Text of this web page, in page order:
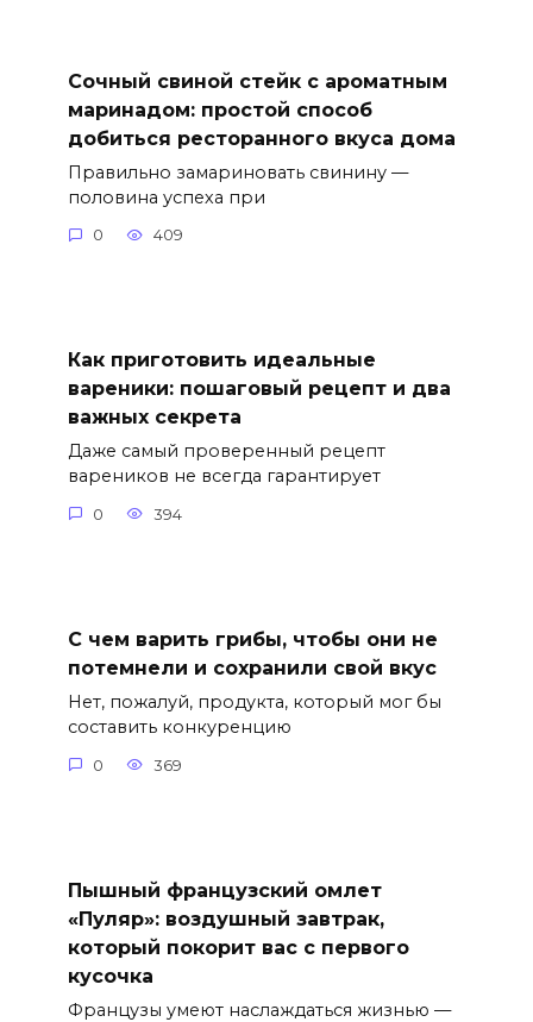
Сочный свиной стейк с ароматным
маринадом: простой способ
добиться ресторанного вкуса дома
Правильно замариновать свинину —
половина успеха при
0 409
Как приготовить идеальные
вареники: пошаговый рецепт и два
важных секрета
Даже самый проверенный рецепт
вареников не всегда гарантирует
0 394
С чем варить грибы, чтобы они не
потемнели и сохранили свой вкус
Нет, пожалуй, продукта, который мог бы
составить конкуренцию
0 369
Пышный французский омлет
«Пуляр»: воздушный завтрак,
который покорит вас с первого
кусочка
Французы умеют наслаждаться жизнью —